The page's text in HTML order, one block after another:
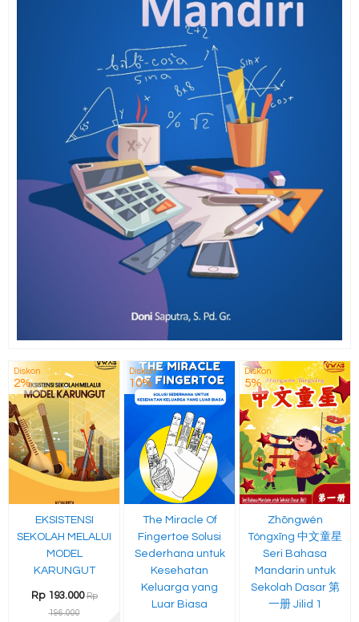
Diskon
2%
EKSISTENSI
SEKOLAH MELALUI
MODEL
KARUNGUT
Rp 193.000 Rp
196.000
Diskon
10%
The Miracle Of
Fingertoe Solusi
Sederhana untuk
Kesehatan
Keluarga yang
Luar Biasa
Diskon
5%
Zhōngwén
Tóngxīng 中文童星
Seri Bahasa
Mandarin untuk
Sekolah Dasar 第
一册 Jilid 1